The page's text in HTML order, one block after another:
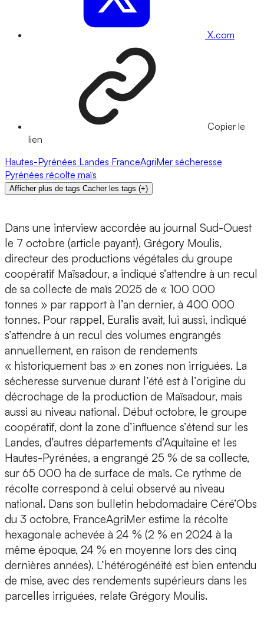
X.com
Copier le
lien
Hautes-Pyrénées Landes FranceAgriMer sécheresse
Pyrénées récolte maïs
Afficher plus de tags Cacher les tags (+)
Dans une interview accordée au journal Sud-Ouest
le 7 octobre (article payant), Grégory Moulis,
directeur des productions végétales du groupe
coopératif Maïsadour, a indiqué s’attendre à un recul
de sa collecte de maïs 2025 de « 100 000
tonnes » par rapport à l’an dernier, à 400 000
tonnes. Pour rappel, Euralis avait, lui aussi, indiqué
s’attendre à un recul des volumes engrangés
annuellement, en raison de rendements
« historiquement bas » en zones non irriguées. La
sécheresse survenue durant l’été est à l’origine du
décrochage de la production de Maïsadour, mais
aussi au niveau national. Début octobre, le groupe
coopératif, dont la zone d’influence s’étend sur les
Landes, d’autres départements d’Aquitaine et les
Hautes-Pyrénées, a engrangé 25 % de sa collecte,
sur 65 000 ha de surface de maïs. Ce rythme de
récolte correspond à celui observé au niveau
national. Dans son bulletin hebdomadaire Céré’Obs
du 3 octobre, FranceAgriMer estime la récolte
hexagonale achevée à 24 % (2 % en 2024 à la
même époque, 24 % en moyenne lors des cinq
dernières années). L’hétérogénéité est bien entendu
de mise, avec des rendements supérieurs dans les
parcelles irriguées, relate Grégory Moulis.